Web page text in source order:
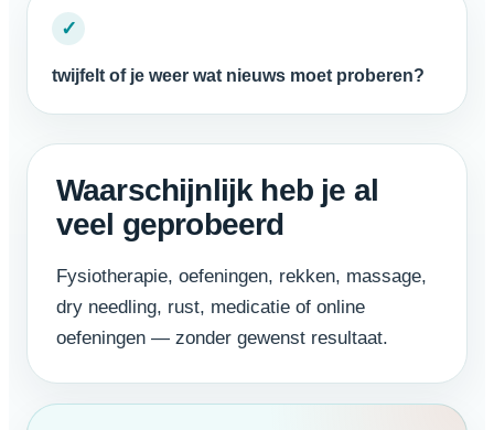
✓
twijfelt of je weer wat nieuws moet proberen?
Waarschijnlijk heb je al
veel geprobeerd
Fysiotherapie, oefeningen, rekken, massage,
dry needling, rust, medicatie of online
oefeningen — zonder gewenst resultaat.